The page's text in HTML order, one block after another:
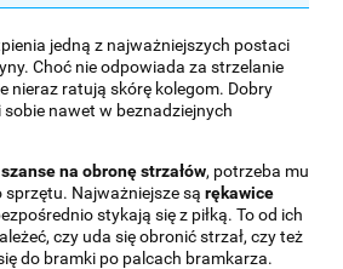
jedną z najważniejszych postaci
Choć nie odpowiada za strzelanie
nieraz ratują skórę kolegom. Dobry
nawet w beznadziejnych
na obronę strzałów, potrzeba mu
Najważniejsze są rękawice
stykają się z piłką. To od ich
czy uda się obronić strzał, czy też
do bramki po palcach bramkarza.